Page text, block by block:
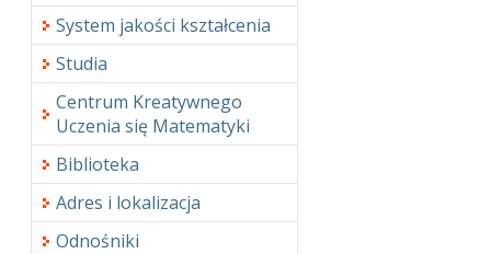
System jakości kształcenia
Studia
Centrum Kreatywnego
Uczenia się Matematyki
Biblioteka
Adres i lokalizacja
Odnośniki